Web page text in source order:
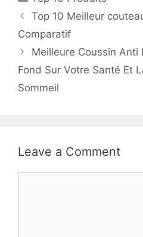
Top 10 Meilleur
Comparatif
Meilleure Coussin Anti
Fond Sur Votre Santé Et
Sommeil
Leave a Comment